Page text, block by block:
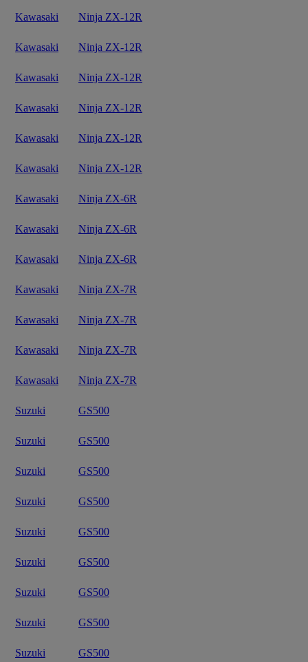
Kawasaki Ninja ZX-12R
Kawasaki Ninja ZX-12R
Kawasaki Ninja ZX-12R
Kawasaki Ninja ZX-12R
Kawasaki Ninja ZX-12R
Kawasaki Ninja ZX-12R
Kawasaki Ninja ZX-6R
Kawasaki Ninja ZX-6R
Kawasaki Ninja ZX-6R
Kawasaki Ninja ZX-7R
Kawasaki Ninja ZX-7R
Kawasaki Ninja ZX-7R
Kawasaki Ninja ZX-7R
Suzuki GS500
Suzuki GS500
Suzuki GS500
Suzuki GS500
Suzuki GS500
Suzuki GS500
Suzuki GS500
Suzuki GS500
Suzuki GS500